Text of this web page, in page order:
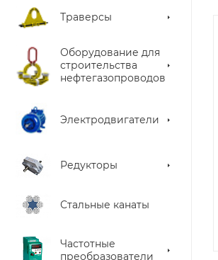
Траверсы
Оборудование для
строительства
нефтегазопроводов
Электродвигатели
Редукторы
Стальные канаты
Частотные
преобразователи